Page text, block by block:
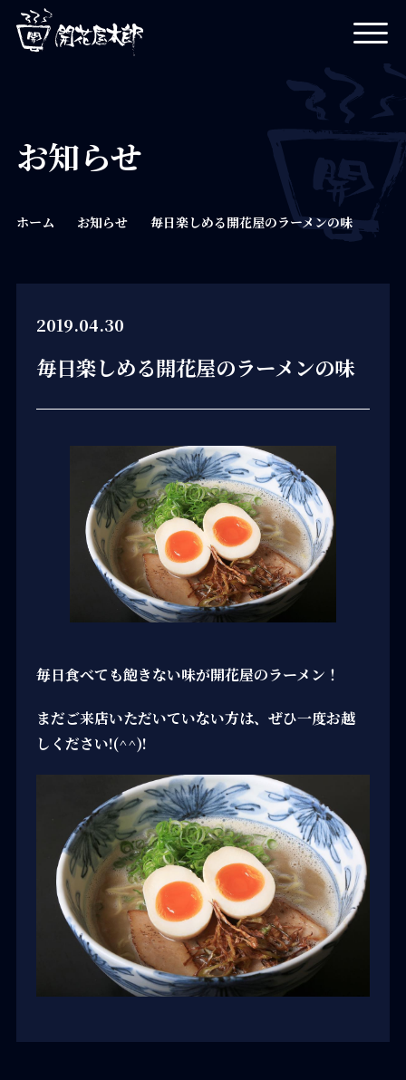
お知らせ
ホーム お知らせ 毎日楽しめる開花屋のラーメンの味
2019.04.30
毎日楽しめる開花屋のラーメンの味
毎日食べても飽きない味が開花屋のラーメン！
まだご来店いただいていない方は、ぜひ一度お越
しください!(^^)!